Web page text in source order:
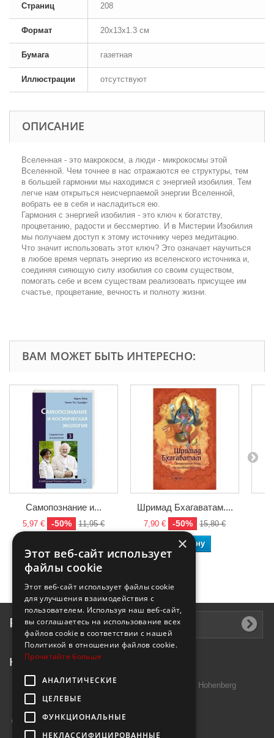
Страниц 208
Формат 20x13x1.3 см
Бумага газетная
Иллюстрации отсутствуют
ОПИСАНИЕ
Вселенная - это макрокосм, а люди - микрокосмы этой
Вселенной. Чем точнее в нас отражаются ее структуры, тем
в большей гармонии мы находимся с энергией изобилия. Тем
легче нам открыться неисчерпаемой энергии Вселенной,
вобрать ее в себя и насладиться ею.
Гармония с энергией изобилия - это ключ к богатству,
процветанию, радости и бессмертию. И в Мистерии Изобилия
мы получаем доступ к этому источнику через медитацию.
Что значит использовать этот ключ? Это означает научиться
в любое время черпать энергию из вселенского источника и,
соединяя сияющую силу изобилия со своим существом,
помогать себе и всем существам реализовать присущее им
счастье, процветание, вечность и полноту жизни.
ВАМ МОЖЕТ БЫТЬ ИНТЕРЕСНО:
Самопознание и...
5,97 € -50% 11,95 €
Шримад Бхагаватам....
7,90 € -50% 15,80 €
В корзину
Рассылка
Контактная информация
Introtek GmbH, Hutschenreuther Str. 13 95691 Hohenberg
Deutschland
Звоните нам:
×
Этот веб-сайт использует
файлы cookie
Этот веб-сайт использует файлы cookie
для улучшения взаимодействия с
пользователем. Используя наш веб-сайт,
вы соглашаетесь на использование всех
файлов cookie в соответствии с нашей
Политикой в ​​отношении файлов cookie.
Прочитайте больше
АНАЛИТИЧЕСКИЕ
ЦЕЛЕВЫЕ
ФУНКЦИОНАЛЬНЫЕ
НЕКЛАССИФИЦИРОВАННЫЕ